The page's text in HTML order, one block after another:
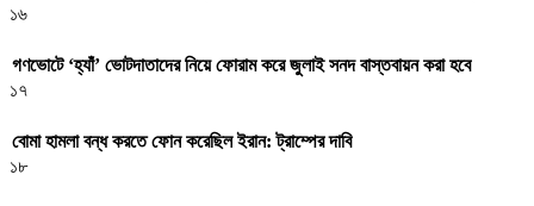
১৬
গণভোটে ‘হ্যাঁ’ ভোটদাতাদের নিয়ে ফোরাম করে জুলাই সনদ বাস্তবায়ন করা হবে
১৭
বোমা হামলা বন্ধ করতে ফোন করেছিল ইরান: ট্রাম্পের দাবি
১৮